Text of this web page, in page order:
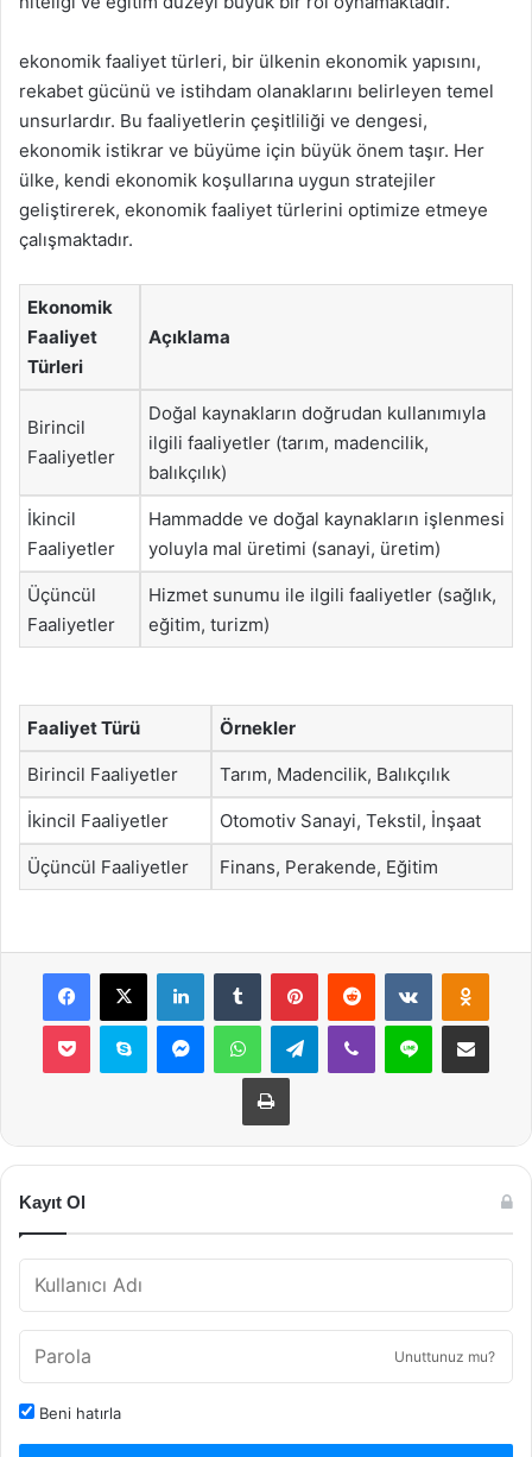
ekonomik faaliyet türleri, bir ülkenin ekonomik yapısını,
rekabet gücünü ve istihdam olanaklarını belirleyen temel
unsurlardır. Bu faaliyetlerin çeşitliliği ve dengesi,
ekonomik istikrar ve büyüme için büyük önem taşır. Her
ülke, kendi ekonomik koşullarına uygun stratejiler
geliştirerek, ekonomik faaliyet türlerini optimize etmeye
çalışmaktadır.
Ekonomik
Faaliyet
Türleri
Açıklama
Birincil
Faaliyetler
Doğal kaynakların doğrudan kullanımıyla
ilgili faaliyetler (tarım, madencilik,
balıkçılık)
İkincil
Faaliyetler
Hammadde ve doğal kaynakların işlenmesi
yoluyla mal üretimi (sanayi, üretim)
Üçüncül
Faaliyetler
Hizmet sunumu ile ilgili faaliyetler (sağlık,
eğitim, turizm)
Faaliyet Türü Örnekler
Birincil Faaliyetler Tarım, Madencilik, Balıkçılık
İkincil Faaliyetler Otomotiv Sanayi, Tekstil, İnşaat
Üçüncül Faaliyetler Finans, Perakende, Eğitim
Facebook
X LinkedInTumblr PinterestReddit VKontakte
Pocket Skype MessengerWhatsAppTelegramViber Line E-Posta ile
Yazdır
Kayıt Ol
Unuttunuz mu?
Beni hatırla